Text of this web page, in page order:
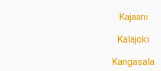
Kajaani
Kalajoki
Kangasala